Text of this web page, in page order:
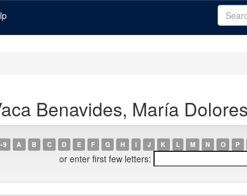
Benavides, María Dolores
9 A B C D E F G H I J K L M N O P
or enter first few letters: